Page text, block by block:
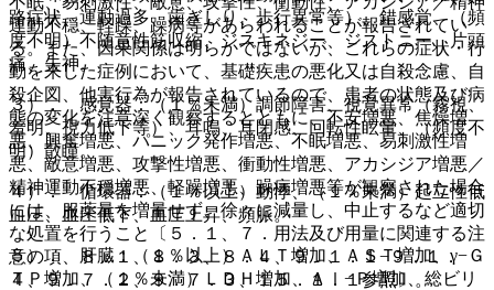
運動不穏、軽躁、躁病等があらわれることが報告されてい
る。また、因果関係は明らかではないが、これらの症状・行
動を来した症例において、基礎疾患の悪化又は自殺念慮、自
殺企図、他害行為が報告されているので、患者の状態及び病
態の変化を注意深く観察するとともに、不安増悪、焦燥増
悪、興奮増悪、パニック発作増悪、不眠増悪、易刺激性増
悪、敵意増悪、攻撃性増悪、衝動性増悪、アカシジア増悪／
精神運動不穏増悪、軽躁増悪、躁病増悪等が観察された場合
には、服薬量を増量せず、徐々に減量し、中止するなど適切
な処置を行うこと〔５．１、７．用法及び用量に関連する注
意の項、８．１、８．３、８．４、９．１．１−９．１．
４、９．７．２、９．７．３、１５．１．１参照〕。
路症状、運動過多、歯ぎしり、歩行異常等）、錯感覚、（頻
度不明）不随意性筋収縮、ジスキネジー、ジストニー、片頭
痛、失神。
３）． 感覚器：（１％未満）調節障害、視覚異常（霧視、
羞明、視力低下等）、耳鳴、耳閉感、回転性眩暈、（頻度不
明）散瞳。
４）． 循環器：（１％以上）動悸、（１％未満）起立性低
血圧、血圧低下、血圧上昇、頻脈。
５）． 肝臓：（１％以上）ＡＬＴ増加、ＡＳＴ増加、γ−Ｇ
ＴＰ増加、（１％未満）ＬＤＨ増加、Ａｌ−Ｐ増加、総ビリ